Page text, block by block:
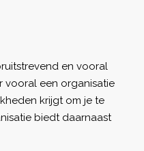
en vooral
vooral een organisatie
krijgt om je te
biedt daarnaast